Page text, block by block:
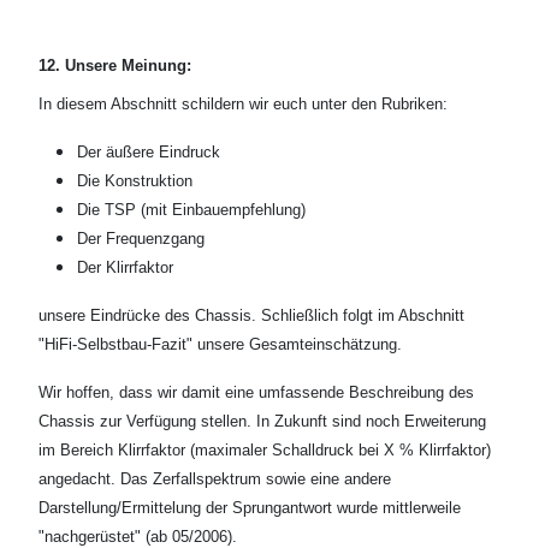
12. Unsere Meinung:
In diesem Abschnitt schildern wir euch unter den Rubriken:
Der äußere Eindruck
Die Konstruktion
Die TSP (mit Einbauempfehlung)
Der Frequenzgang
Der Klirrfaktor
unsere Eindrücke des Chassis. Schließlich folgt im Abschnitt
"HiFi-Selbstbau-Fazit" unsere Gesamteinschätzung.
Wir hoffen, dass wir damit eine umfassende Beschreibung des
Chassis zur Verfügung stellen. In Zukunft sind noch Erweiterung
im Bereich Klirrfaktor (maximaler Schalldruck bei X % Klirrfaktor)
angedacht. Das Zerfallspektrum sowie eine andere
Darstellung/Ermittelung der Sprungantwort wurde mittlerweile
"nachgerüstet" (ab 05/2006).